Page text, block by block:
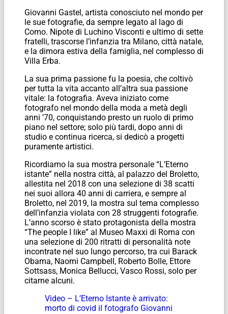
Giovanni Gastel, artista conosciuto nel mondo per
le sue fotografie, da sempre legato al lago di
Como. Nipote di Luchino Visconti e ultimo di sette
fratelli, trascorse l’infanzia tra Milano, città natale,
e la dimora estiva della famiglia, nel complesso di
Villa Erba.
La sua prima passione fu la poesia, che coltivò
per tutta la vita accanto all’altra sua passione
vitale: la fotografia. Aveva iniziato come
fotografo nel mondo della moda a metà degli
anni ’70, conquistando presto un ruolo di primo
piano nel settore; solo più tardi, dopo anni di
studio e continua ricerca, si dedicò a progetti
puramente artistici.
Ricordiamo la sua mostra personale “L’Eterno
istante” nella nostra città, al palazzo del Broletto,
allestita nel 2018 con una selezione di 38 scatti
nei suoi allora 40 anni di carriera, e sempre al
Broletto, nel 2019, la mostra sul tema complesso
dell’infanzia violata con 28 struggenti fotografie.
L’anno scorso è stato protagonista della mostra
“The people I like” al Museo Maxxi di Roma con
una selezione di 200 ritratti di personalità note
incontrate nel suo lungo percorso, tra cui Barack
Obama, Naomi Campbell, Roberto Bolle, Ettore
Sottsass, Monica Bellucci, Vasco Rossi, solo per
citarne alcuni.
Video – L’Eterno Istante è arrivato:
morto di covid il fotografo Giovanni